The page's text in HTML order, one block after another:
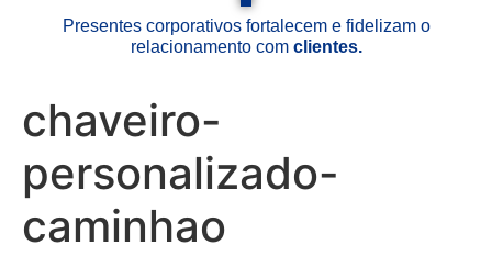
Presentes corporativos fortalecem e fidelizam o
relacionamento com clientes.
chaveiro-
personalizado-
caminhao